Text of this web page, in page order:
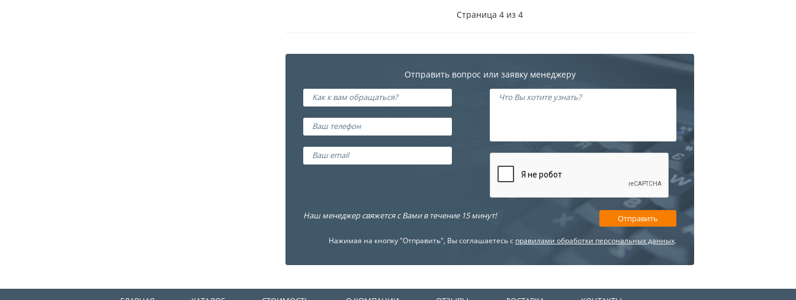
Страница 4 из 4
Отправить вопрос или заявку менеджеру
Наш менеджер свяжется с Вами в течение 15 минут!
Нажимая на кнопку "Отправить", Вы соглашаетесь с правилами обработки персональных данных.